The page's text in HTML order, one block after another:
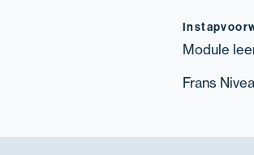
Module
Frans